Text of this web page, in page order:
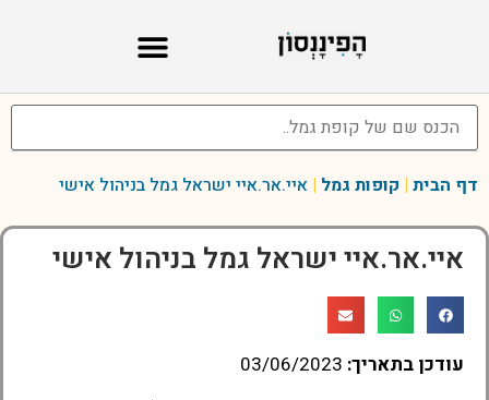
דף הבית | קופות גמל | איי.אר.איי ישראל גמל בניהול אישי
איי.אר.איי ישראל גמל בניהול אישי
עודכן בתאריך: 03/06/2023